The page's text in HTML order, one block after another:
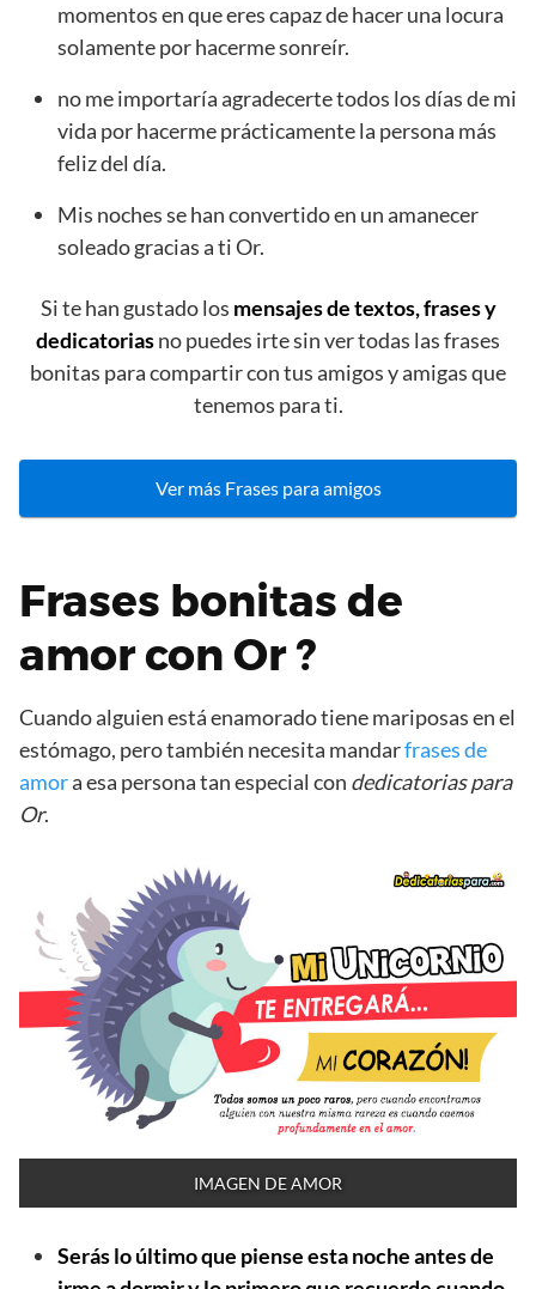
momentos en que eres capaz de hacer una locura
solamente por hacerme sonreír.
no me importaría agradecerte todos los días de mi
vida por hacerme prácticamente la persona más
feliz del día.
Mis noches se han convertido en un amanecer
soleado gracias a ti Or.
Si te han gustado los mensajes de textos, frases y
dedicatoriasno puedes irte sin ver todas las frases
bonitas para compartir con tus amigos y amigas que
tenemos para ti.
Ver más Frases para amigos
Frases bonitas de
amor con Or ?
Cuando alguien está enamorado tiene mariposas en el
estómago, pero también necesita mandarfrases de
amora esa persona tan especial con dedicatorias para
Or.
IMAGEN DE AMOR
Serás lo último que piense esta noche antes de